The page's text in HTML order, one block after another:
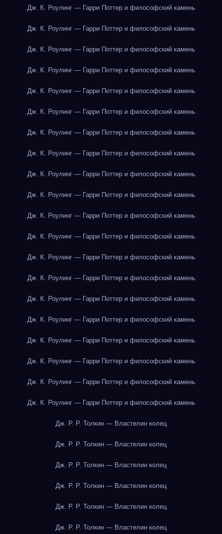
Дж. К. Роулинг — Гарри Поттер и философский камень
Дж. К. Роулинг — Гарри Поттер и философский камень
Дж. К. Роулинг — Гарри Поттер и философский камень
Дж. К. Роулинг — Гарри Поттер и философский камень
Дж. К. Роулинг — Гарри Поттер и философский камень
Дж. К. Роулинг — Гарри Поттер и философский камень
Дж. К. Роулинг — Гарри Поттер и философский камень
Дж. К. Роулинг — Гарри Поттер и философский камень
Дж. К. Роулинг — Гарри Поттер и философский камень
Дж. К. Роулинг — Гарри Поттер и философский камень
Дж. К. Роулинг — Гарри Поттер и философский камень
Дж. К. Роулинг — Гарри Поттер и философский камень
Дж. К. Роулинг — Гарри Поттер и философский камень
Дж. К. Роулинг — Гарри Поттер и философский камень
Дж. К. Роулинг — Гарри Поттер и философский камень
Дж. К. Роулинг — Гарри Поттер и философский камень
Дж. К. Роулинг — Гарри Поттер и философский камень
Дж. К. Роулинг — Гарри Поттер и философский камень
Дж. К. Роулинг — Гарри Поттер и философский камень
Дж. К. Роулинг — Гарри Поттер и философский камень
Дж. Р. Р. Толкин — Властелин колец
Дж. Р. Р. Толкин — Властелин колец
Дж. Р. Р. Толкин — Властелин колец
Дж. Р. Р. Толкин — Властелин колец
Дж. Р. Р. Толкин — Властелин колец
Дж. Р. Р. Толкин — Властелин колец